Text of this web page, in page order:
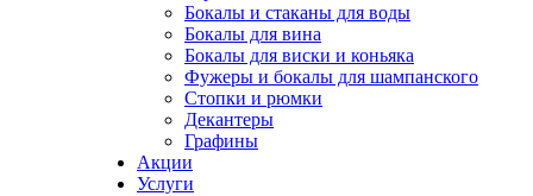
Бокалы и стаканы для воды
Бокалы для вина
Бокалы для виски и коньяка
Фужеры и бокалы для шампанского
Стопки и рюмки
Декантеры
Графины
Акции
Услуги